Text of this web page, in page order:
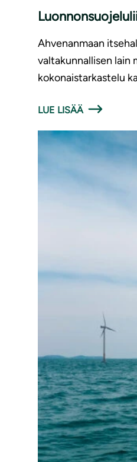
Ahvenanmaan
valtakunnallisen lain
kokonaistarkastelu
LUE LISÄÄ